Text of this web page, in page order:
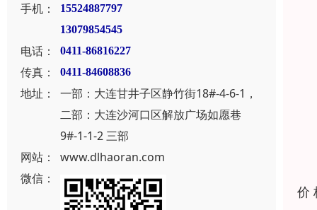
手机：
15524887797
13079854545
电话： 0411-86816227
传真： 0411-84608836
地址：
一部：大连甘井子区静竹街18#-4-6-1，
二部：大连沙河口区解放广场如愿巷
9#-1-1-2 三部
网站：
www.dlhaoran.com
微信：
价